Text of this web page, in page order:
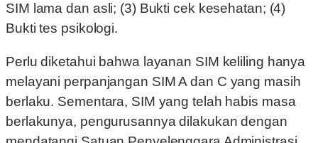
SIM lama dan asli; (3) Bukti cek kesehatan; (4)
Bukti tes psikologi.
Perlu diketahui bahwa layanan SIM keliling hanya
melayani perpanjangan SIM A dan C yang masih
berlaku. Sementara, SIM yang telah habis masa
berlakunya, pengurusannya dilakukan dengan